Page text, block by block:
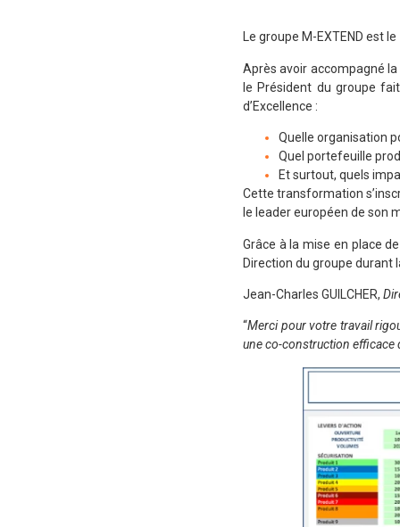
Le groupe M-EXTEND est
Après avoir accompagné la
le Président du groupe
d’Excellence :
Quelle organisation
Quel portefeuille
Et surtout, quels
Cette transformation
le leader européen de son
Grâce à la mise en place
Direction du groupe durant
Jean-Charles GUILCHER,
“Merci pour votre travail
une co-construction efficace